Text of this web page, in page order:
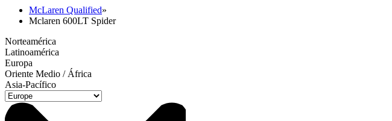
McLaren Qualified»
Mclaren 600LT Spider
Norteamérica
Latinoamérica
Europa
Oriente Medio / África
Asia-Pacífico